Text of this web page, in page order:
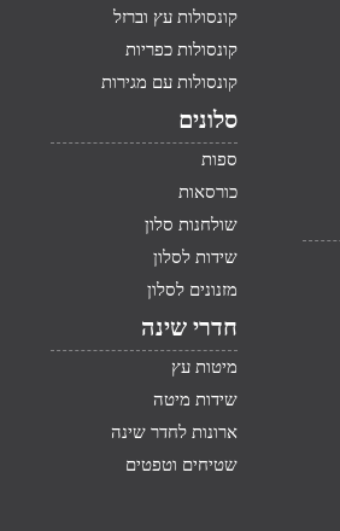
קונסולות עץ וברזל
קונסולות כפריות
קונסולות עם מגירות
סלונים
ספות
כורסאות
שולחנות סלון
שידות לסלון
מזנונים לסלון
חדרי שינה
מיטות עץ
שידות מיטה
ארונות לחדר שינה
שטיחים וטפטים